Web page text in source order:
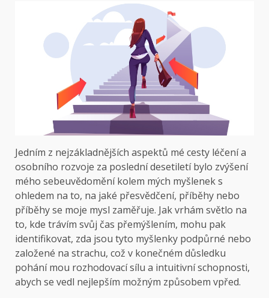
Jedním z nejzákladnějších aspektů mé cesty léčení a
osobního rozvoje za poslední desetiletí bylo zvýšení
mého sebeuvědomění kolem mých myšlenek s
ohledem na to, na jaké přesvědčení, příběhy nebo
příběhy se moje mysl zaměřuje. Jak vrhám světlo na
to, kde trávím svůj čas přemýšlením, mohu pak
identifikovat, zda jsou tyto myšlenky podpůrné nebo
založené na strachu, což v konečném důsledku
pohání mou rozhodovací sílu a intuitivní schopnosti,
abych se vedl nejlepším možným způsobem vpřed.